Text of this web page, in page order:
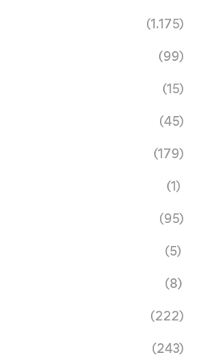
(1.175)
(99)
(15)
(45)
(179)
(1)
(95)
(5)
(8)
(222)
(243)